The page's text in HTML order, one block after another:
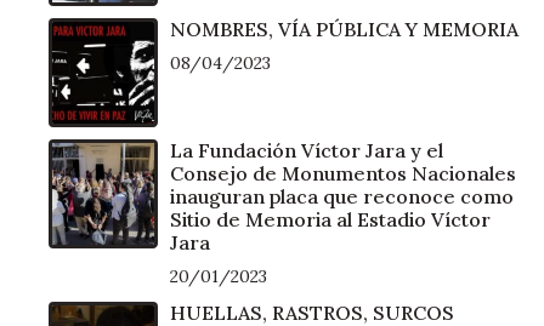
NOMBRES, VÍA PÚBLICA Y MEMORIA
08/04/2023
La Fundación Víctor Jara y el
Consejo de Monumentos Nacionales
inauguran placa que reconoce como
Sitio de Memoria al Estadio Víctor
Jara
20/01/2023
HUELLAS, RASTROS, SURCOS